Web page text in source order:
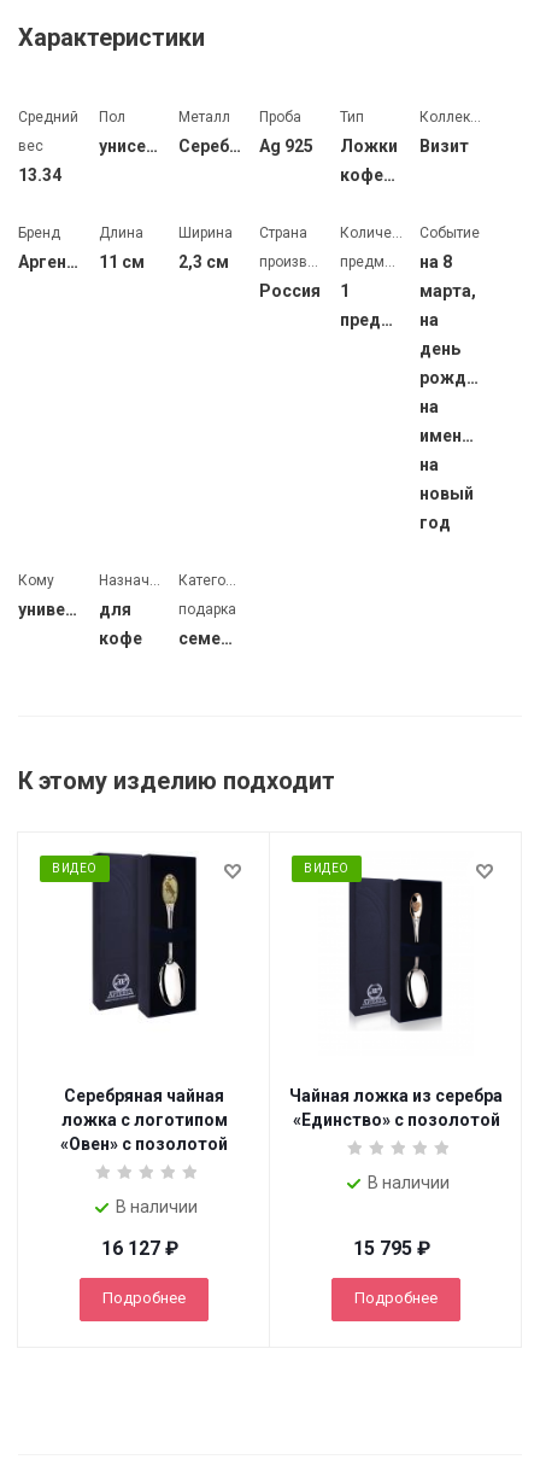
Характеристики
Средний
вес
13.34
Пол
унисекс
Металл
Серебро
Проба
Ag 925
Тип
Ложки
кофейные
Коллекция
Визит
Бренд
Аргента
Длина
11 см
Ширина
2,3 см
Страна
производства
Россия
Количество
предметов
1
предмет
Событие
на 8
марта,
на
день
рождения,
на
именины,
на
новый
год
Кому
универсальный
Назначение
для
кофе
Категория
подарка
семейный
К этому изделию подходит
ВИДЕО
Серебряная чайная
ложка с логотипом
«Овен» с позолотой
В наличии
16 127 ₽
Подробнее
ВИДЕО
Чайная ложка из серебра
«Единство» с позолотой
В наличии
15 795 ₽
Подробнее